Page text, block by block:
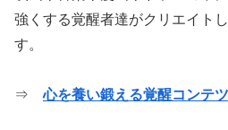
強くする覚醒者達がクリエイト
す。
⇒心を養い鍛える覚醒コンテ